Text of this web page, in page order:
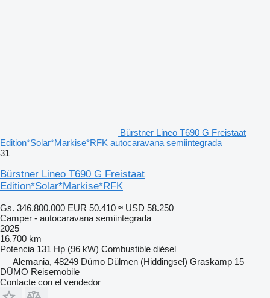
Bürstner Lineo T690 G Freistaat
Edition*Solar*Markise*RFK autocaravana semiintegrada
31
Bürstner Lineo T690 G Freistaat
Edition*Solar*Markise*RFK
Gs. 346.800.000 EUR 50.410 ≈ USD 58.250
Camper - autocaravana semiintegrada
2025
16.700 km
Potencia 131 Hp (96 kW) Combustible diésel
Alemania, 48249 Dümo Dülmen (Hiddingsel) Graskamp 15
DÜMO Reisemobile
Contacte con el vendedor